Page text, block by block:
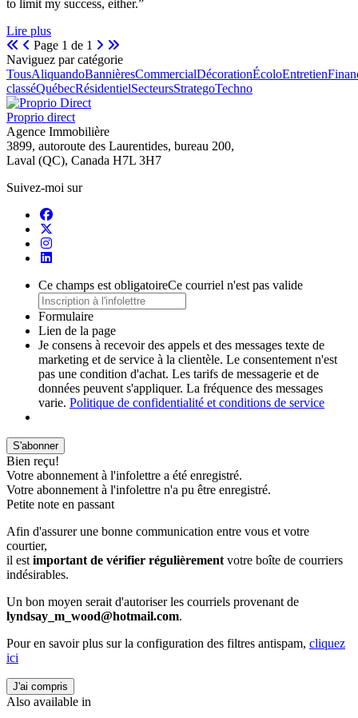
to limit my success, either.”
Lire plus
Page 1 de 1
Naviguez par catégorie
TousAliquandoBannièresCommercialDécorationÉcoloEntretien
classéQuébecRésidentielSecteursStrategoTechno
Proprio direct
Agence Immobilière
3899, autoroute des Laurentides, bureau 200,
Laval (QC), Canada H7L 3H7
Suivez-moi sur
Ce champs est obligatoireCe courriel n'est pas valide
Formulaire
Lien de la page
Je consens à recevoir des appels et des messages texte de
marketing et de service à la clientèle. Le consentement n'est
pas une condition d'achat. Les tarifs de messagerie et de
données peuvent s'appliquer. La fréquence des messages
varie. Politique de confidentialité et conditions de service
S'abonner
Bien reçu!
Votre abonnement à l'infolettre a été enregistré.
Votre abonnement à l'infolettre n'a pu être enregistré.
Petite note en passant
Afin d'assurer une bonne communication entre vous et votre
courtier,
il est important de vérifier régulièrement votre boîte de courriers
indésirables.
Un bon moyen serait d'autoriser les courriels provenant de
lyndsay_m_wood@hotmail.com.
Pour en savoir plus sur la configuration des filtres antispam, cliquez
ici
J'ai compris
Also available in